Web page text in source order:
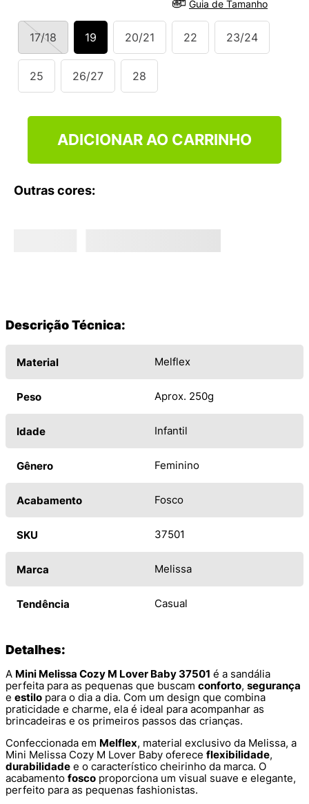
Guia de Tamanho
17/18 19 20/21 22 23/24
25 26/27 28
ADICIONAR AO CARRINHO
Outras cores:
Descrição Técnica:
Material Melflex
Peso Aprox. 250g
Idade Infantil
Gênero Feminino
Acabamento Fosco
SKU 37501
Marca Melissa
Tendência Casual
Detalhes:
A Mini Melissa Cozy M Lover Baby 37501 é a sandália
perfeita para as pequenas que buscam conforto, segurança
e estilo para o dia a dia. Com um design que combina
praticidade e charme, ela é ideal para acompanhar as
brincadeiras e os primeiros passos das crianças.
Confeccionada em Melflex, material exclusivo da Melissa, a
Mini Melissa Cozy M Lover Baby oferece flexibilidade,
durabilidade e o característico cheirinho da marca. O
acabamento fosco proporciona um visual suave e elegante,
perfeito para as pequenas fashionistas.
VANS TÊNIS VANS ULTRARANGE
10º NEW BALANCE 204L